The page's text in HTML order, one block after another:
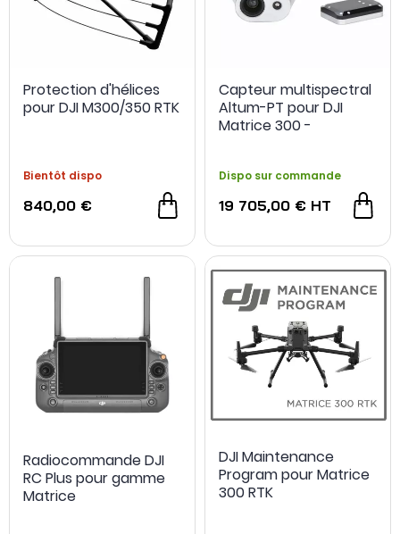
Protection d'hélices
pour DJI M300/350 RTK
Bientôt dispo
840,00 €
Capteur multispectral
Altum-PT pour DJI
Matrice 300 -
Dispo sur commande
19 705,00 € HT
Radiocommande DJI
RC Plus pour gamme
Matrice
DJI Maintenance
Program pour Matrice
300 RTK